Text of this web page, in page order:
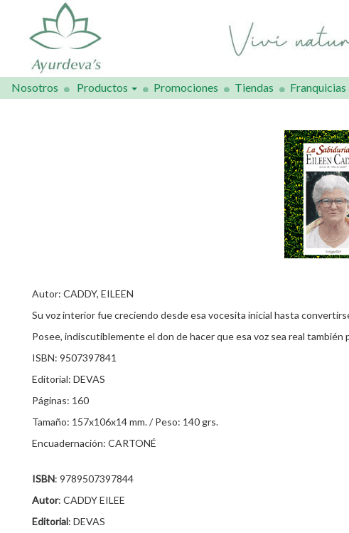
Nosotros Productos Promociones Tiendas Franquicias
Autor: CADDY, EILEEN
Su voz interior fue creciendo desde esa vocesita inicial hasta
Posee, indiscutiblemente el don de hacer que esa voz sea real también
ISBN: 9507397841
Editorial: DEVAS
Páginas: 160
Tamaño: 157x106x14 mm. / Peso: 140 grs.
Encuadernación: CARTONÉ
ISBN: 9789507397844
Autor: CADDY EILEE
Editorial: DEVAS